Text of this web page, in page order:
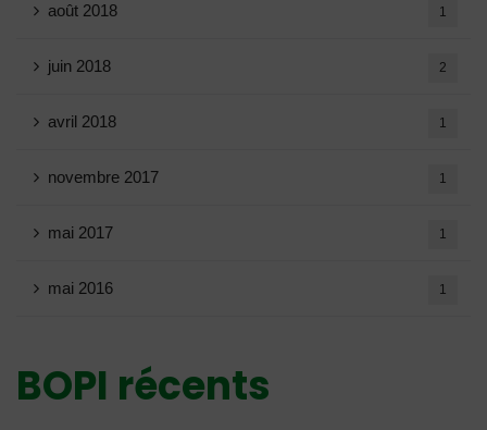
août 2018 1
juin 2018 2
avril 2018 1
novembre 2017 1
mai 2017 1
mai 2016 1
BOPI récents